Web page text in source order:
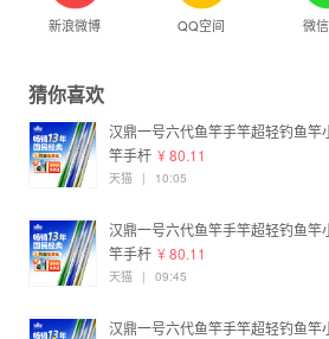
新浪微博 QQ空间 微
猜你喜欢
汉鼎一号六代鱼竿手竿超轻钓鱼竿
竿手杆 ¥ 80.11
天猫 | 10:05
汉鼎一号六代鱼竿手竿超轻钓鱼竿
竿手杆 ¥ 80.11
天猫 | 09:45
汉鼎一号六代鱼竿手竿超轻钓鱼竿